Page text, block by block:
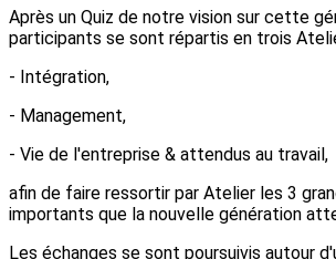
Après un Quiz de notre vision sur cette
participants se sont répartis en trois
- Intégration,
- Management,
- Vie de l'entreprise & attendus au travail,
afin de faire ressortir par Atelier les 3
importants que la nouvelle génération
Les échanges se sont poursuivis autour